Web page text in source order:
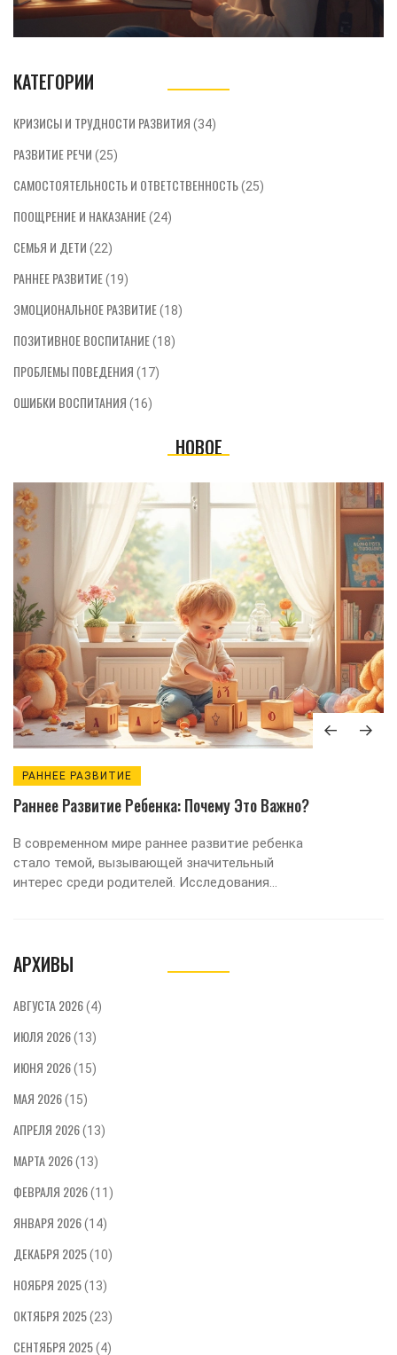
КАТЕГОРИИ
КРИЗИСЫ И ТРУДНОСТИ РАЗВИТИЯ (34)
РАЗВИТИЕ РЕЧИ (25)
САМОСТОЯТЕЛЬНОСТЬ И ОТВЕТСТВЕННОСТЬ(25)
ПООЩРЕНИЕ И НАКАЗАНИЕ(24)
СЕМЬЯ И ДЕТИ (22)
РАННЕЕ РАЗВИТИЕ(19)
ЭМОЦИОНАЛЬНОЕ РАЗВИТИЕ(18)
ПОЗИТИВНОЕ ВОСПИТАНИЕ(18)
ПРОБЛЕМЫ ПОВЕДЕНИЯ (17)
ОШИБКИ ВОСПИТАНИЯ (16)
НОВОЕ
РАННЕЕ РАЗВИТИЕ
Раннее Развитие Ребенка: Почему Это Важно?
В современном мире раннее развитие ребенка
стало темой, вызывающей значительный
интерес среди родителей. Исследования
развивать когнитивные и социальные навыки,
Сегодня мы разберем, как можно
рождения простыми и доступными
создать благоприятную развивающую среду
для вашего малыша.
АРХИВЫ
АВГУСТА 2026(4)
ИЮЛЯ 2026(13)
ИЮНЯ 2026(15)
МАЯ 2026(15)
АПРЕЛЯ 2026(13)
МАРТА 2026(13)
ФЕВРАЛЯ 2026(11)
ЯНВАРЯ 2026(14)
ДЕКАБРЯ 2025(10)
НОЯБРЯ 2025(13)
ОКТЯБРЯ 2025(23)
СЕНТЯБРЯ 2025(4)